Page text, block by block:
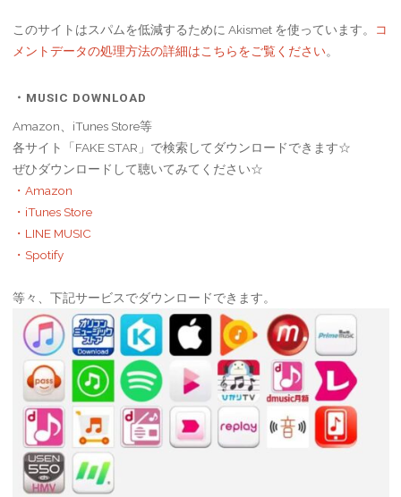
このサイトはスパムを低減するために Akismet を使っています。
コ
メントデータの処理方法の詳細はこちらをご覧ください。
・MUSIC DOWNLOAD
Amazon、iTunes Store等
各サイト「FAKE STAR」で検索してダウンロードできます☆
ぜひダウンロードして聴いてみてください☆
・Amazon
・iTunes Store
・LINE MUSIC
・Spotify
等々、下記サービスでダウンロードできます。